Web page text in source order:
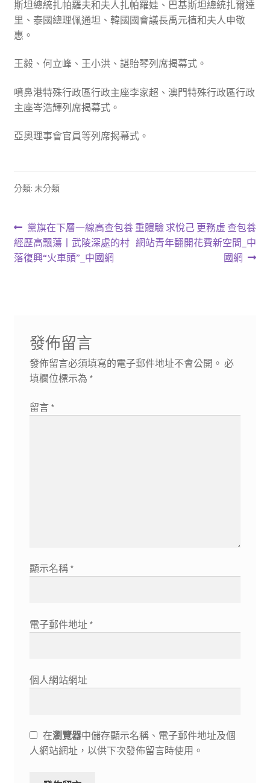
斯坦總統扎帕羅夫和夫人扎帕羅娃、巴基斯坦總統扎爾達
里、泰國總理佩通坦、韓國國會議長禹元植和夫人申敬
惠。
王毅、何立峰、王小洪、諶貽琴列席揭幕式。
噴鼻港特殊行政區行政主座李家超、澳門特殊行政區行政
主座岑浩輝列席揭幕式。
亞奧理事會官員等列席揭幕式。
分類: 未分類
文
章
上
一
篇
黨旗在下層一線高查包養
經歷高飄蕩丨武陵深處的村
落復興“火車頭”_中國網
下
一
重體驗 求悅己 更務虛 查包養
網站青年翻開花費新空間_中
國網
發佈留言
發佈留言必須填寫的電子郵件地址不會公開。 必
填欄位標示為 *
留言 *
顯示名稱 *
電子郵件地址 *
個人網站網址
在瀏覽器中儲存顯示名稱、電子郵件地址及個
人網站網址，以供下次發佈留言時使用。